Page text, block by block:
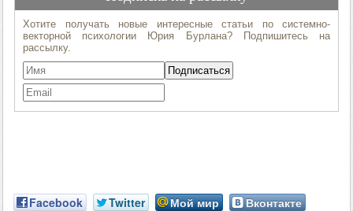
Facebook Twitter Мой мир
Вконтакте